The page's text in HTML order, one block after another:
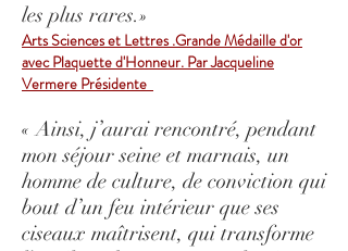
les plus rares.»
Arts Sciences et Lettres .Grande Médaille d'or
avec Plaquette d'Honneur. Par Jacqueline
Vermere Présidente
« Ainsi, j’aurai rencontré, pendant
mon séjour seine et marnais, un
homme de culture, de conviction qui
bout d’un feu intérieur que ses
ciseaux maîtrisent, qui transforme